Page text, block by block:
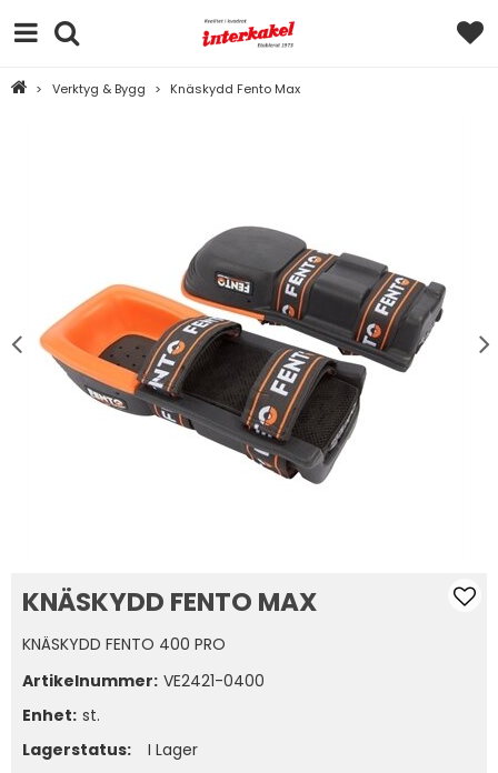
> Verktyg & Bygg > Knäskydd Fento Max
KNÄSKYDD FENTO MAX
KNÄSKYDD FENTO 400 PRO
Artikelnummer: VE2421-0400
Enhet: st.
Lagerstatus:
I Lager